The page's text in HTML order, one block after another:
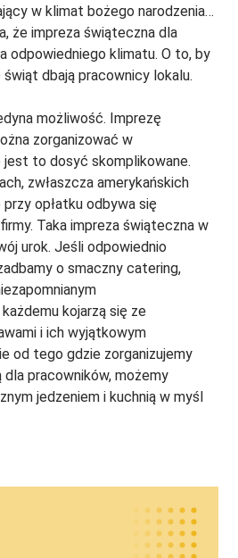
w klimat bożego narodzenia…
że impreza świąteczna dla
odpowiedniego klimatu. O to, by
świąt dbają pracownicy lokalu.
możliwość. Imprezę
zorganizować w
jest to dosyć skomplikowane.
zwłaszcza amerykańskich
opłatku odbywa się
Taka impreza świąteczna w
urok. Jeśli odpowiednio
o smaczny catering,
kojarzą się ze
i ich wyjątkowym
od tego gdzie zorganizujemy
pracowników, możemy
jedzeniem i kuchnią w myśl